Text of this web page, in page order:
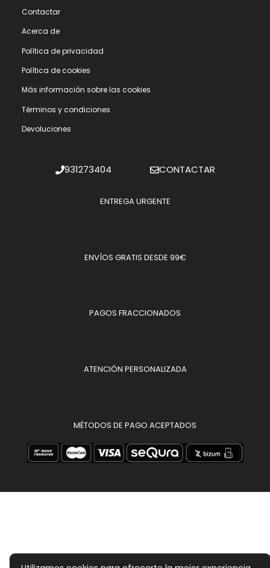
Contactar
Acerca de
Polí­tica de privacidad
Polí­tica de cookies
Más información sobre las cookies
Términos y condiciones
Devoluciones
931273404 CONTACTAR
ENTREGA URGENTE
ENVÍOS GRATIS DESDE 99€
PAGOS FRACCIONADOS
ATENCIÓN PERSONALIZADA
MÉTODOS DE PAGO ACEPTADOS